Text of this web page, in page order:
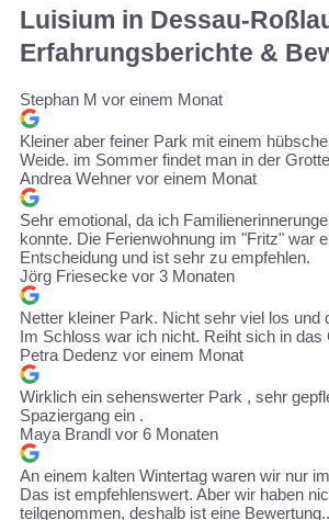
Luisium in Dessau-
Erfahrungsberichte &
Stephan M vor einem Monat
Kleiner aber feiner Park mit einem
Weide. im Sommer findet man in der
Andrea Wehner vor einem Monat
Sehr emotional, da ich
konnte. Die Ferienwohnung im "Fritz" war
Entscheidung und ist sehr zu empfehlen.
Jörg Friesecke vor 3 Monaten
Netter kleiner Park. Nicht sehr viel los und
Im Schloss war ich nicht. Reiht sich in das
Petra Dedenz vor einem Monat
Wirklich ein sehenswerter Park , sehr
Spaziergang ein .
Maya Brandl vor 6 Monaten
An einem kalten Wintertag waren wir nur
Das ist empfehlenswert. Aber wir haben
teilgenommen, deshalb ist eine